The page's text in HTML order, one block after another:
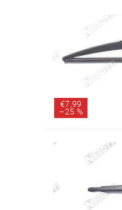
€7,99
–25 %